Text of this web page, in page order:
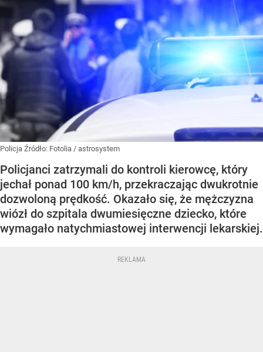
Policja Źródło: Fotolia / astrosystem
Policjanci zatrzymali do kontroli kierowcę, który
jechał ponad 100 km/h, przekraczając dwukrotnie
dozwoloną prędkość. Okazało się, że mężczyzna
wiózł do szpitala dwumiesięczne dziecko, które
wymagało natychmiastowej interwencji lekarskiej.